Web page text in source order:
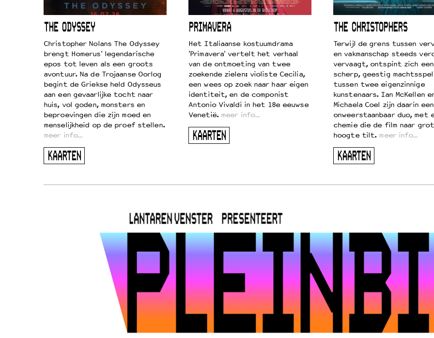
THE ODYSSEY
Christopher Nolans The Odyssey
brengt Homerus' legendarische
epos tot leven als een groots
avontuur. Na de Trojaanse Oorlog
begint de Griekse held Odysseus
aan een gevaarlijke tocht naar
huis, vol goden, monsters en
beproevingen die zijn moed en
menselijkheid op de proef stellen.
meer info…
KAARTEN
PRIMAVERA
Het Italiaanse kostuumdrama
'Primavera' vertelt het verhaal
van de ontmoeting van twee
zoekende zielen: violiste Cecilia,
een wees op zoek naar haar eigen
identiteit, en de componist
Antonio Vivaldi in het 18e eeuwse
Venetië. meer info…
KAARTEN
THE CHRISTOPHERS
Terwijl de grens tussen
en vakmanschap steeds
vervaagt, ontspint zich een
scherp, geestig machtsspel
tussen twee eigenzinnige
kunstenaars. Ian McKellen
Michaela Coel zijn daarin een
onweerstaanbaar duo, met
chemie die de film naar
hoogte tilt. meer info…
KAARTEN